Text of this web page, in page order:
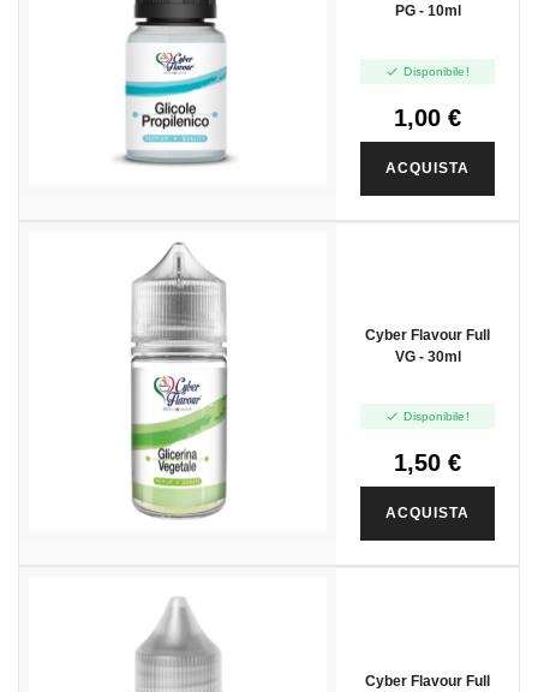
PG - 10ml
 Disponibile!
1,00 €
ACQUISTA
Cyber Flavour Full
VG - 30ml
 Disponibile!
1,50 €
ACQUISTA
Cyber Flavour Full